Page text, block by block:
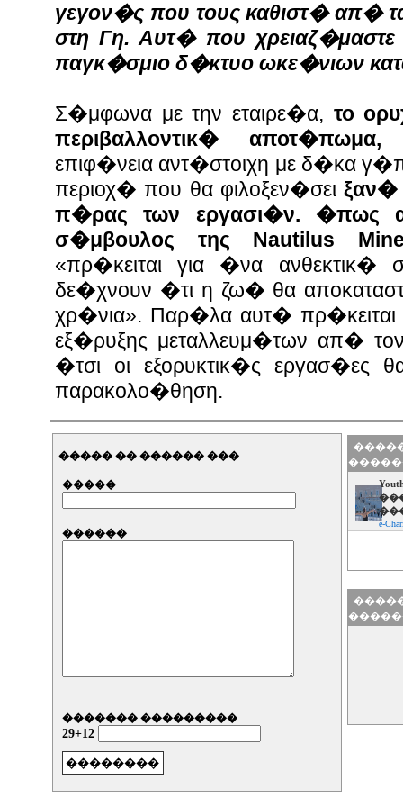
γεγον�ς που τους καθιστ� απ�
στη Γη. Αυτ� που
παγκ�σμιο δ�κτυο ωκε�νιων
Σ�μφωνα με την εταιρε�α, το
περιβαλλοντικ� αποτ�πωμα,
επιφ�νεια αντ�στοιχη με δ�κα
περιοχ� που θα φιλοξεν�σειξαν�
π�ρας των εργασι�ν. �πως
σ�μβουλος της Nautilus
«πρ�κειται για �να ανθεκτικ�
δε�χνουν �τι η ζω� θα
χρ�νια». Παρ�λα αυτ�
εξ�ρυξης μεταλλευμ�των απ�
�τσι οι εξορυκτικ�ς εργασ�ες
παρακολο�θηση.
����� �� ������ ���
�����
������
������� ���������
29+12
e-